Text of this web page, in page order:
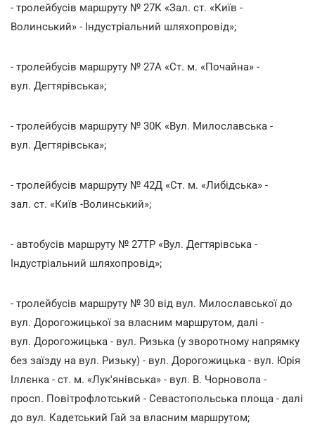
- тролейбусів маршруту № 27К «Зал. ст. «Київ -
Волинський» - Індустріальний шляхопровід»;
- тролейбусів маршруту № 27А «Ст. м. «Почайна» -
вул. Дегтярівська»;
- тролейбусів маршруту № 30К «Вул. Милославська -
вул. Дегтярівська»;
- тролейбусів маршруту № 42Д «Ст. м. «Либідська» -
зал. ст. «Київ -Волинський»;
- автобусів маршруту № 27ТР «Вул. Дегтярівська -
Індустріальний шляхопровід»;
- тролейбусів маршруту № 30 від вул. Милославської до
вул. Дорогожицької за власним маршрутом, далі -
вул. Дорогожицька - вул. Ризька (у зворотному напрямку
без заїзду на вул. Ризьку) - вул. Дорогожицька - вул. Юрія
Іллєнка - ст. м. «Лук'янівська» - вул. В. Чорновола -
просп. Повітрофлотський - Севастопольська площа - далі
до вул. Кадетський Гай за власним маршрутом;